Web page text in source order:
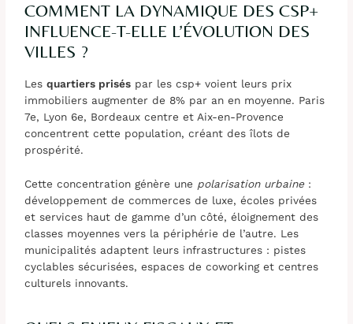
COMMENT LA DYNAMIQUE DES CSP+
INFLUENCE-T-ELLE L’ÉVOLUTION DES
VILLES ?
Lesquartiers prisés par les csp+ voient leurs prix
immobiliers augmenter de 8% par an en moyenne. Paris
7e, Lyon 6e, Bordeaux centre et Aix-en-Provence
concentrent cette population, créant des îlots de
prospérité.
Cette concentration génère une polarisation urbaine:
développement de commerces de luxe, écoles privées
et services haut de gamme d’un côté, éloignement des
classes moyennes vers la périphérie de l’autre. Les
municipalités adaptent leurs infrastructures : pistes
cyclables sécurisées, espaces de coworking et centres
culturels innovants.